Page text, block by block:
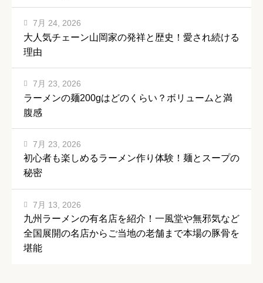
大人気チェーン山岡家の発祥と歴史！愛され続ける
理由
7月 24, 2026
ラーメンの麺200gはどのくらい？ボリュームと満
腹感
7月 23, 2026
初心者も楽しめるラーメン作り体験！麺とスープの
秘密
7月 23, 2026
九州ラーメンの有名店を紹介！一風堂や無邪気など
全国展開の名店からご当地の老舗まで本場の豚骨を
堪能
7月 13, 2026